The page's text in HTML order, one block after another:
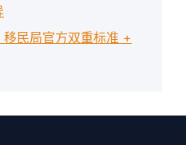
民局官方双重标准 +